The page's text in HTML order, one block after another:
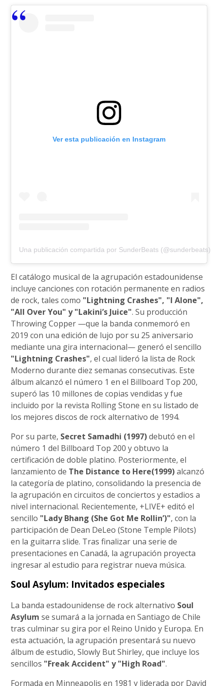
Ver esta publicación en Instagram
Una publicación compartida por SunderBeats (@sunderbeats)
El catálogo musical de la agrupación estadounidense
incluye canciones con rotación permanente en radios
de rock, tales como "Lightning Crashes", "I Alone",
"All Over You" y "Lakini’s Juice". Su producción
Throwing Copper —que la banda conmemoró en
2019 con una edición de lujo por su 25 aniversario
mediante una gira internacional— generó el sencillo
"Lightning Crashes", el cual lideró la lista de Rock
Moderno durante diez semanas consecutivas. Este
álbum alcanzó el número 1 en el Billboard Top 200,
superó las 10 millones de copias vendidas y fue
incluido por la revista Rolling Stone en su listado de
los mejores discos de rock alternativo de 1994.
Por su parte, Secret Samadhi (1997)debutó en el
número 1 del Billboard Top 200 y obtuvo la
certificación de doble platino. Posteriormente, el
lanzamiento de The Distance to Here(1999)alcanzó
la categoría de platino, consolidando la presencia de
la agrupación en circuitos de conciertos y estadios a
nivel internacional. Recientemente, +LIVE+ editó el
sencillo "Lady Bhang (She Got Me Rollin’)", con la
participación de Dean DeLeo (Stone Temple Pilots)
en la guitarra slide. Tras finalizar una serie de
presentaciones en Canadá, la agrupación proyecta
ingresar al estudio para registrar nueva música.
Soul Asylum: Invitados especiales
La banda estadounidense de rock alternativo Soul
Asylum se sumará a la jornada en Santiago de Chile
tras culminar su gira por el Reino Unido y Europa. En
esta actuación, la agrupación presentará su nuevo
álbum de estudio, Slowly But Shirley, que incluye los
sencillos "Freak Accident" y "High Road".
Formada en Minneapolis en 1981 y liderada por David